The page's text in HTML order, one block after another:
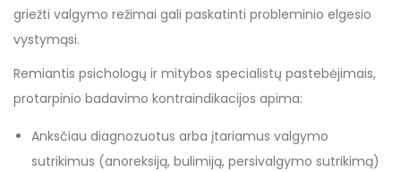
griežti valgymo režimai gali paskatinti probleminio elgesio
vystymąsi.
Remiantis psichologų ir mitybos specialistų pastebėjimais,
protarpinio badavimo kontraindikacijos apima:
Anksčiau diagnozuotus arba įtariamus valgymo
sutrikimus (anoreksiją, bulimiją, persivalgymo sutrikimą)